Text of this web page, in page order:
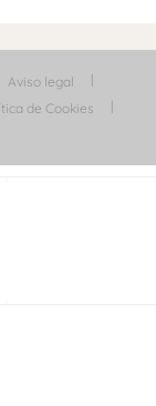
Aviso legal
de Cookies